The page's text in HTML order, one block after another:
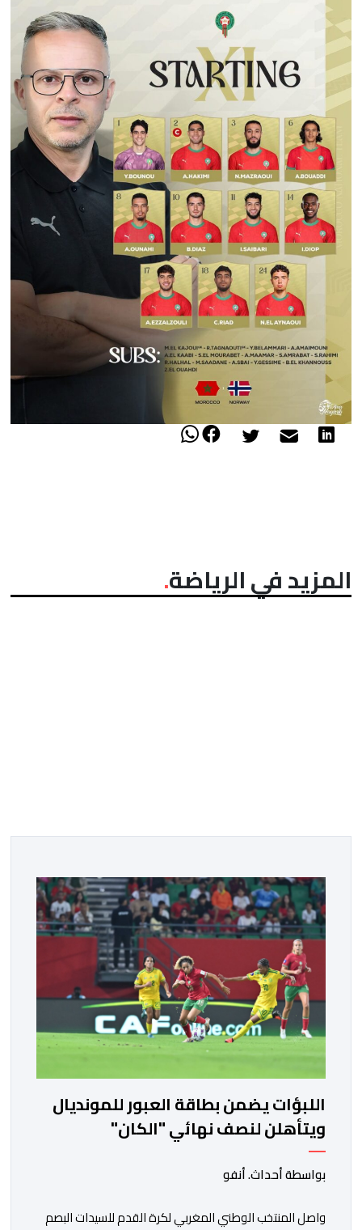
المزيد في الرياضة
اللبؤات يضمن بطاقة العبور للمونديال
ويتأهلن لنصف نهائي "الكان"
بواسطة أحداث. أنفو
واصل المنتخب الوطني المغربي لكرة القدم للسيدات البصم